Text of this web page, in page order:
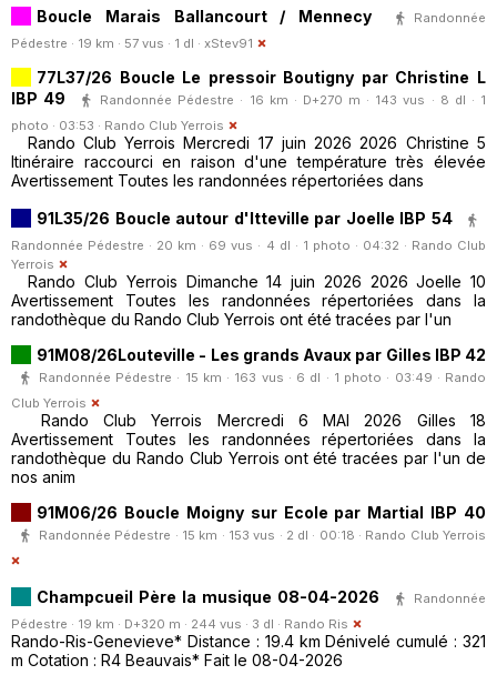
Boucle Marais Ballancourt / Mennecy
Randonnée
Pédestre · 19 km · 57 vus · 1 dl · xStev91
77L37/26 Boucle Le pressoir Boutigny par Christine L
IBP 49
Randonnée Pédestre · 16 km · D+270 m · 143 vus · 8 dl · 1
photo · 03:53 · Rando Club Yerrois
Rando Club Yerrois Mercredi 17 juin 2026 2026 Christine 5
Itinéraire raccourci en raison d'une température très élevée
Avertissement Toutes les randonnées répertoriées dans
91L35/26 Boucle autour d'Itteville par Joelle IBP 54
Randonnée Pédestre · 20 km · 69 vus · 4 dl · 1 photo · 04:32 · Rando Club
Yerrois
Rando Club Yerrois Dimanche 14 juin 2026 2026 Joelle 10
Avertissement Toutes les randonnées répertoriées dans la
randothèque du Rando Club Yerrois ont été tracées par l'un
91M08/26Louteville - Les grands Avaux par Gilles IBP 42
Randonnée Pédestre · 15 km · 163 vus · 6 dl · 1 photo · 03:49 · Rando
Club Yerrois
Rando Club Yerrois Mercredi 6 MAI 2026 Gilles 18
Avertissement Toutes les randonnées répertoriées dans la
randothèque du Rando Club Yerrois ont été tracées par l'un de
nos anim
91M06/26 Boucle Moigny sur Ecole par Martial IBP 40
Randonnée Pédestre · 15 km · 153 vus · 2 dl · 00:18 · Rando Club Yerrois
Champcueil Père la musique 08-04-2026
Randonnée
Pédestre · 19 km · D+320 m · 244 vus · 3 dl · Rando Ris
Rando-Ris-Genevieve* Distance : 19.4 km Dénivelé cumulé : 321
m Cotation : R4 Beauvais* Fait le 08-04-2026